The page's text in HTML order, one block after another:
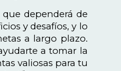
dependerá de
y desafíos, y lo
a largo plazo.
a tomar la
valiosas para tu